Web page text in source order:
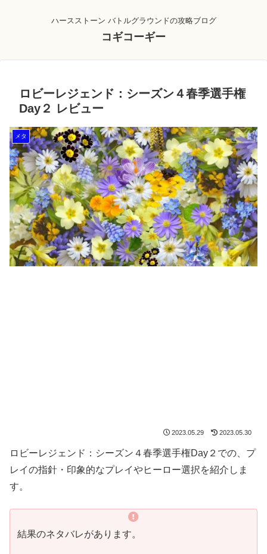
ハースストーン バトルグラウンドの攻略ブログ
コギコーギー
ロビーレジェンド：シーズン４春季選手権
Day２ レビュー
メタ
2023.05.29 2023.05.30
ロビーレジェンド：シーズン４春季選手権Day２での、プ
レイの指針・印象的なプレイやヒーロー選択を紹介しま
す。
結果のネタバレがあります。